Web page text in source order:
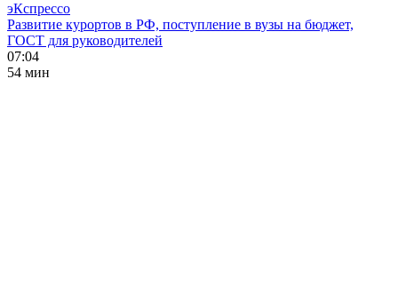
эКспрессо
Развитие курортов в РФ, поступление в вузы на бюджет,
ГОСТ для руководителей
07:04
54 мин